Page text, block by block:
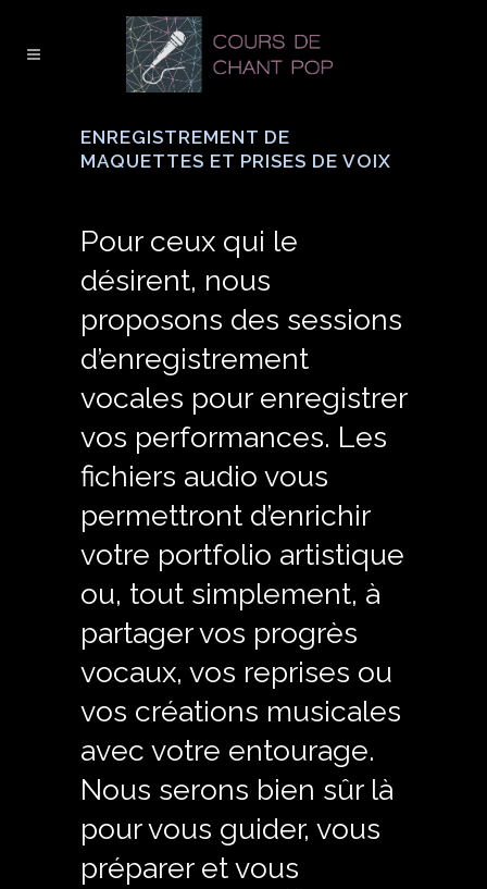
ENREGISTREMENT DE
MAQUETTES ET PRISES DE VOIX
Pour ceux qui le
désirent, nous
proposons des sessions
d’enregistrement
vocales pour enregistrer
vos performances. Les
fichiers audio vous
permettront d’enrichir
votre portfolio artistique
ou, tout simplement, à
partager vos progrès
vocaux, vos reprises ou
vos créations musicales
avec votre entourage.
Nous serons bien sûr là
pour vous guider, vous
préparer et vous